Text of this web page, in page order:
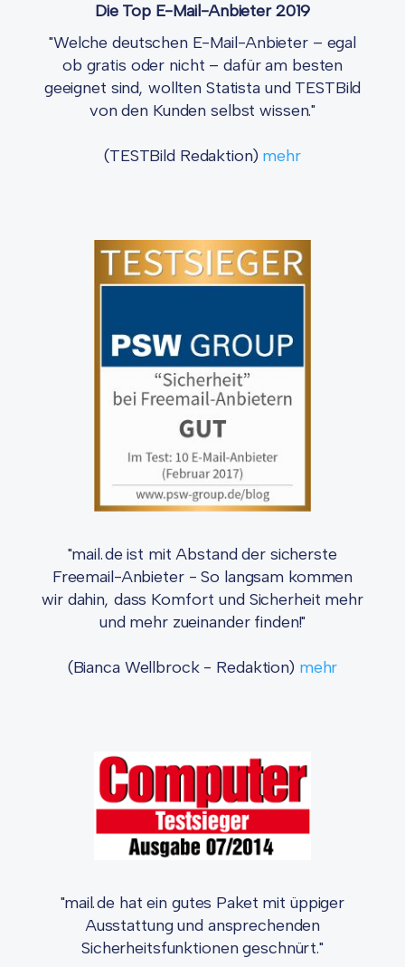
Die Top E-Mail-Anbieter 2019
"Welche deutschen E-Mail-Anbieter – egal
ob gratis oder nicht – dafür am besten
geeignet sind, wollten Statista und TESTBild
von den Kunden selbst wissen."
(TESTBild Redaktion) mehr
"mail.de ist mit Abstand der sicherste
Freemail-Anbieter - So langsam kommen
wir dahin, dass Komfort und Sicherheit mehr
und mehr zueinander finden!"
(Bianca Wellbrock - Redaktion) mehr
"mail.de hat ein gutes Paket mit üppiger
Ausstattung und ansprechenden
Sicherheitsfunktionen geschnürt."